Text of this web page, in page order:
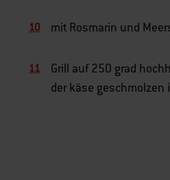
mit Rosmarin und
Grill auf 250 grad
der käse geschmolzen